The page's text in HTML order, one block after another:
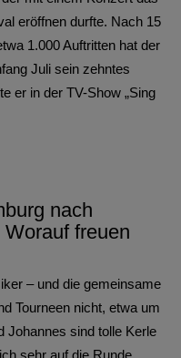
eröffnen durfte. Nach 15
1.000 Auftritten hat der
Juli sein zehntes
er in der TV-Show „Sing
nach
freuen
– und die gemeinsame
Tourneen nicht, etwa um
Johannes sind tolle Kerle